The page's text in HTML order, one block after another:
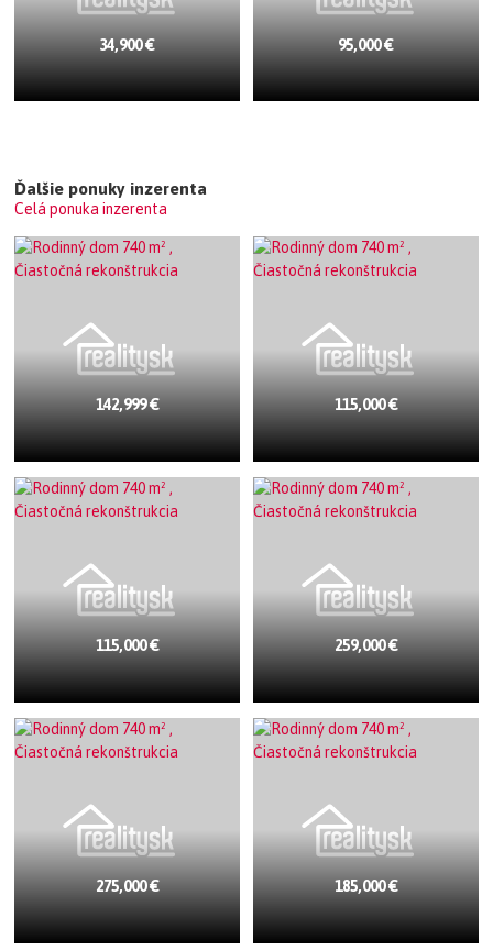
34,900 € 95,000 €
Ďalšie ponuky inzerenta
Celá ponuka inzerenta
142,999 € 115,000 €
115,000 € 259,000 €
275,000 € 185,000 €